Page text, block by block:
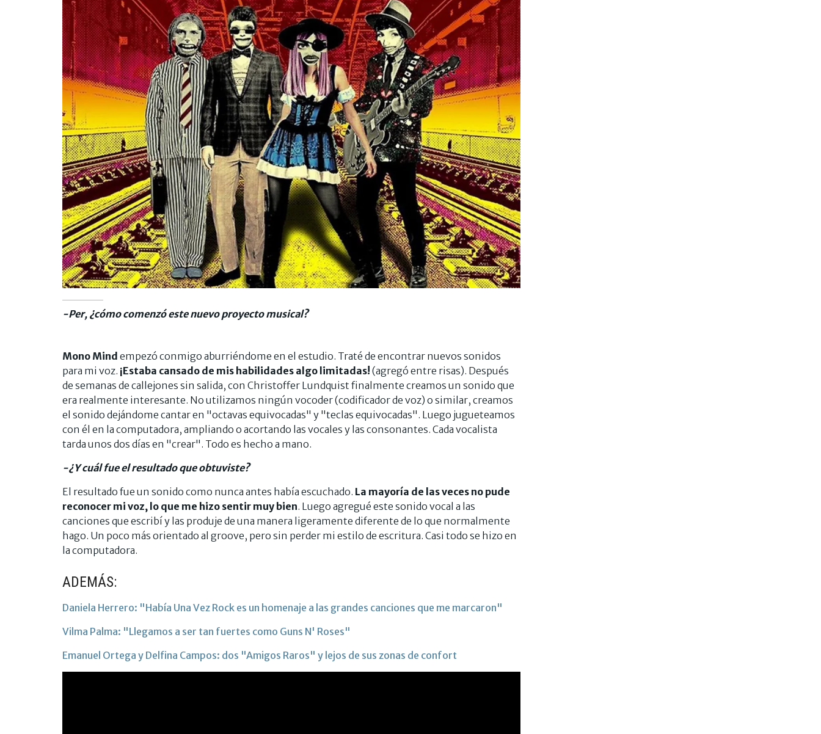
-Per, ¿cómo comenzó este nuevo proyecto musical?
Mono Mind empezó conmigo aburriéndome en el estudio. Traté de encontrar nuevos sonidos
para mi voz. ¡Estaba cansado de mis habilidades algo limitadas! (agregó entre risas). Después
de semanas de callejones sin salida, con Christoffer Lundquist finalmente creamos un sonido que
era realmente interesante. No utilizamos ningún vocoder (codificador de voz) o similar, creamos
el sonido dejándome cantar en "octavas equivocadas" y "teclas equivocadas". Luego jugueteamos
con él en la computadora, ampliando o acortando las vocales y las consonantes. Cada vocalista
tarda unos dos días en "crear". Todo es hecho a mano.
-¿Y cuál fue el resultado que obtuviste?
El resultado fue un sonido como nunca antes había escuchado. La mayoría de las veces no pude
reconocer mi voz, lo que me hizo sentir muy bien. Luego agregué este sonido vocal a las
canciones que escribí y las produje de una manera ligeramente diferente de lo que normalmente
hago. Un poco más orientado al groove, pero sin perder mi estilo de escritura. Casi todo se hizo en
la computadora.
ADEMÁS:
Daniela Herrero: "Había Una Vez Rock es un homenaje a las grandes canciones que me marcaron"
Vilma Palma: "Llegamos a ser tan fuertes como Guns N' Roses"
Emanuel Ortega y Delfina Campos: dos "Amigos Raros" y lejos de sus zonas de confort